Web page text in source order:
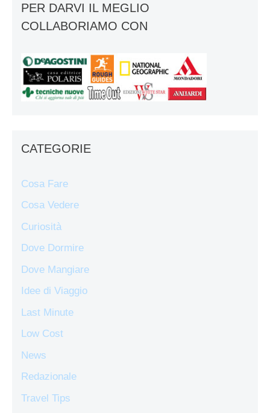
PER DARVI IL MEGLIO
COLLABORIAMO CON
CATEGORIE
Cosa Fare
Cosa Vedere
Curiosità
Dove Dormire
Dove Mangiare
Idee di Viaggio
Last Minute
Low Cost
News
Redazionale
Travel Tips